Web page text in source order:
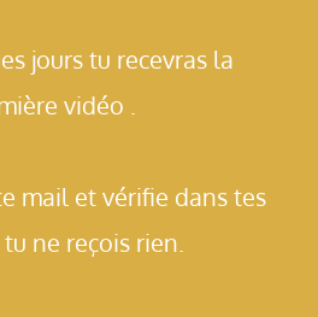
jours tu recevras la
vidéo .
mail et vérifie dans tes
tu ne reçois rien.